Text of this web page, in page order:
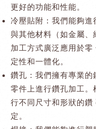
更好的功能和性能。
冷壓貼附：我們能夠
與其他材料（如金屬
加工方式廣泛應用於
定性和一體化。
鑽孔：我們擁有專業
零件上進行鑽孔加工
行不同尺寸和形狀的
定。